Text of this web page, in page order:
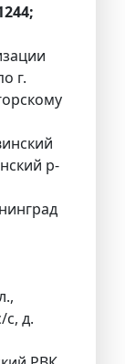
г.
р-
д.